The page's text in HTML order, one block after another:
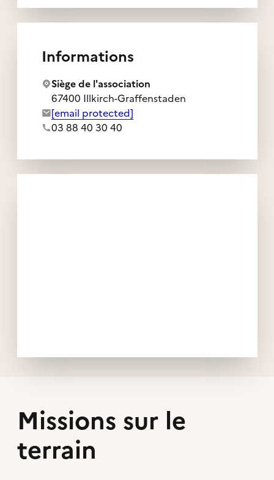
Informations
Siège de l'association
67400 Illkirch-Graffenstaden
Adresse e-mail de l'association :
[email protected]
Numéro de téléphone de l'association :
03 88 40 30 40
Missions sur le
terrain